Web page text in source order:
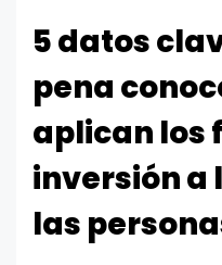
5 datos
pena
aplican los
inversión a
las